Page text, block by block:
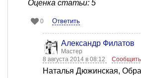
Оценка статьи: 5
0 Ответить
Александр Филатов
Мастер
8 августа 2014 в 08:12
Наталья Дюжинская,